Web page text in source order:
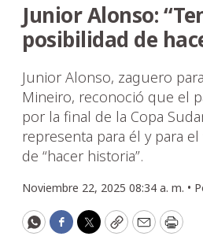
Junior Alonso:
posibilidad de
Junior Alonso, zaguero
Mineiro, reconoció que el
por la final de la Copa
representa para él y para el
de “hacer historia”.
Noviembre 22, 2025 08:34 a. m. •
WhatsApp
Facebook
Twitter
CopyEmailPrint